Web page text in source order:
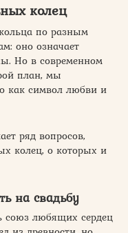
колец
по разным
оно означает
Но в современном
план, мы
как символ любви и
ряд вопросов,
колец, о которых и
на свадьбу
союз любящих сердец